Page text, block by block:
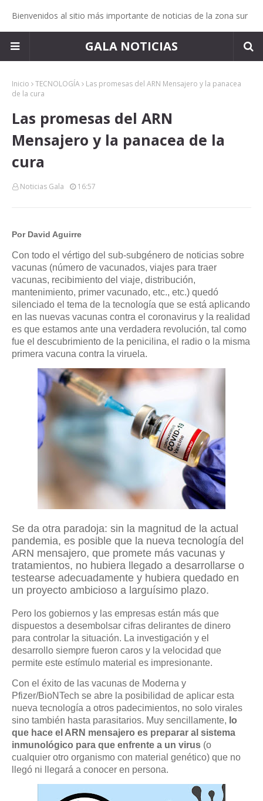
Bienvenidos al sitio más importante de noticias de la zona sur
GALA NOTICIAS
Inicio TECNOLOGÍA
Las promesas del ARN Mensajero y la panacea
de la cura
Las promesas del ARN
Mensajero y la panacea de la
cura
Noticias Gala 16:57
Por David Aguirre
Con todo el vértigo del sub-subgénero de noticias sobre
vacunas (número de vacunados, viajes para traer
vacunas, recibimiento del viaje, distribución,
mantenimiento, primer vacunado, etc., etc.) quedó
silenciado el tema de la tecnología que se está aplicando
en las nuevas vacunas contra el coronavirus y la realidad
es que estamos ante una verdadera revolución, tal como
fue el descubrimiento de la penicilina, el radio o la misma
primera vacuna contra la viruela.
Se da otra paradoja: sin la magnitud de la actual
pandemia, es posible que la nueva tecnología del
ARN mensajero, que promete más vacunas y
tratamientos, no hubiera llegado a desarrollarse o
testearse adecuadamente y hubiera quedado en
un proyecto ambicioso a larguísimo plazo.
Pero los gobiernos y las empresas están más que
dispuestos a desembolsar cifras delirantes de dinero
para controlar la situación. La investigación y el
desarrollo siempre fueron caros y la velocidad que
permite este estímulo material es impresionante.
Con el éxito de las vacunas de Moderna y
Pfizer/BioNTech se abre la posibilidad de aplicar esta
nueva tecnología a otros padecimientos, no solo virales
sino también hasta parasitarios. Muy sencillamente, lo
que hace el ARN mensajero es preparar al sistema
inmunológico para que enfrente a un virus (o
cualquier otro organismo con material genético) que no
llegó ni llegará a conocer en persona.